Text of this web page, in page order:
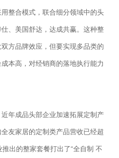
整合模式，联合细分领域中的头
、美国舒达，达成共赢。这种整
方品牌效应，但要实现多品类的
本高，对经销商的落地执行能力
年成品头部企业加速拓展定制产
友家居的定制类产品营收已经超
出的整家套餐打出了“全自制 不